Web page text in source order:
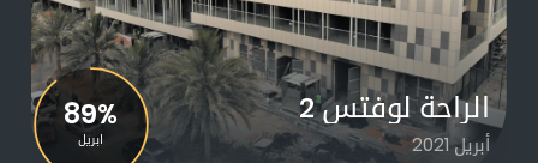
الراحة لوفتس 2
أبريل 2021
89%
ابريل